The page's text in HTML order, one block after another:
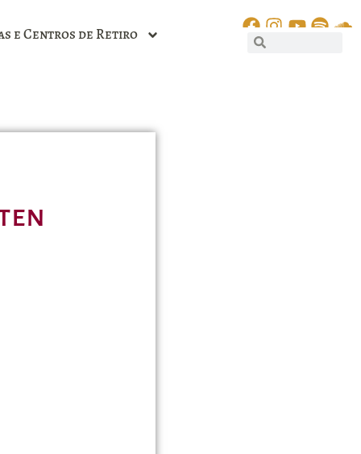
e Centros de Retiro